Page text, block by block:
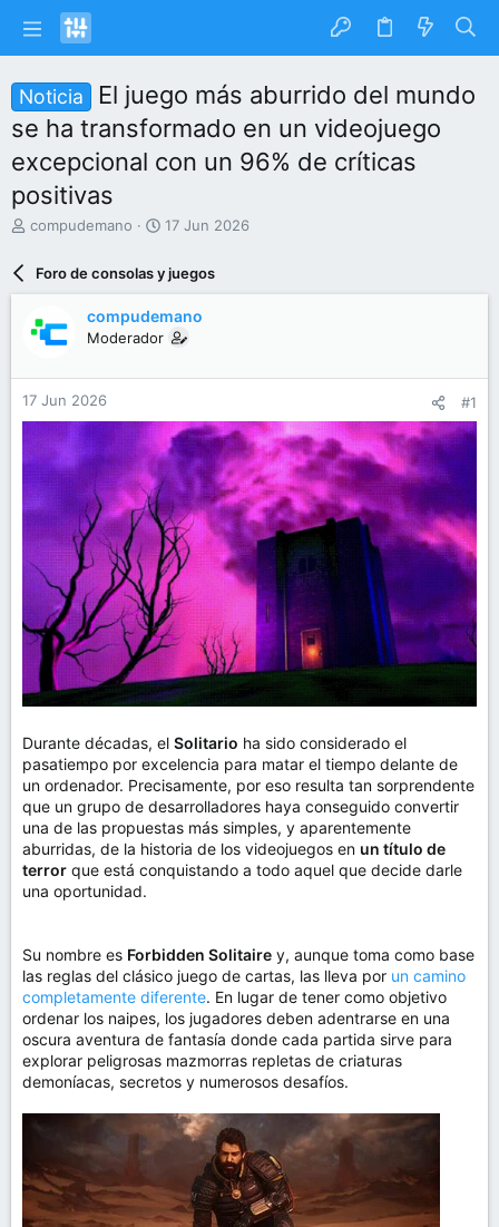
Noticia
El juego más aburrido del mundo
se ha transformado en un videojuego
excepcional con un 96% de críticas
positivas
I
a
r
d
e
t
e
m
compudemano
F
c
h
d
e
n
c
o
17 Jun 2026
Foro de consolas y juegos
compudemano
Moderador
17 Jun 2026 #1
Durante décadas, el Solitario ha sido considerado el
pasatiempo por excelencia para matar el tiempo delante de
un ordenador. Precisamente, por eso resulta tan sorprendente
que un grupo de desarrolladores haya conseguido convertir
una de las propuestas más simples, y aparentemente
aburridas, de la historia de los videojuegos en un título de
terror que está conquistando a todo aquel que decide darle
una oportunidad.
Su nombre es Forbidden Solitaire y, aunque toma como base
las reglas del clásico juego de cartas, las lleva por un camino
completamente diferente. En lugar de tener como objetivo
ordenar los naipes, los jugadores deben adentrarse en una
oscura aventura de fantasía donde cada partida sirve para
explorar peligrosas mazmorras repletas de criaturas
demoníacas, secretos y numerosos desafíos.